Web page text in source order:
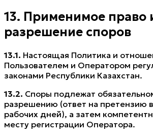
13. Применимое право
разрешение споров
13.1. Настоящая Политика и
Пользователем и Оператором
законами Республики Казахстан.
13.2. Споры подлежат
разрешению (ответ на претензию
рабочих дней), а затем
месту регистрации Оператора.